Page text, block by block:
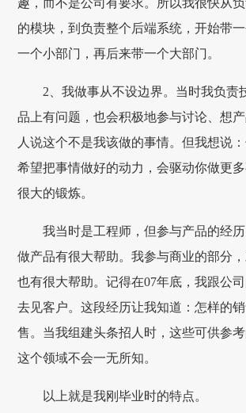
趣，而不是公司有要求。所以我很快从
的模块，到负责整个后端系统，开始带
一个小部门，再后来带一个大部门。
2、我做事从不设边界。当时我负责
品上有问题，也会积极地参与讨论、想
人说这个不是我该做的事情。但我想说
希望把事情做好的动力，会驱动你做更
很大的锻炼。
我当时是工程师，但参与产品的经
做产品有很大帮助。我参与商业的部分
也有很大帮助。记得在07年底，我跟公
去见客户。这段经历让我知道：怎样的
售。当我组建头条招人时，这些可供参
这个领域不会一无所知。
以上就是我刚毕业时的特点。